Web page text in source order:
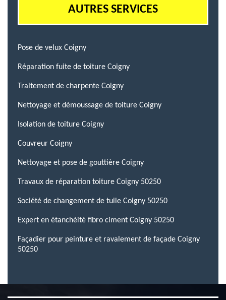
AUTRES SERVICES
Pose de velux Coigny
Réparation fuite de toiture Coigny
Traitement de charpente Coigny
Nettoyage et démoussage de toiture Coigny
Isolation de toiture Coigny
Couvreur Coigny
Nettoyage et pose de gouttière Coigny
Travaux de réparation toiture Coigny 50250
Société de changement de tuile Coigny 50250
Expert en étanchéité fibro ciment Coigny 50250
Façadier pour peinture et ravalement de façade Coigny
50250